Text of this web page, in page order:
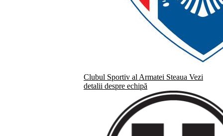
Clubul Sportiv al Armatei Steaua Vezi
detalii despre echipă